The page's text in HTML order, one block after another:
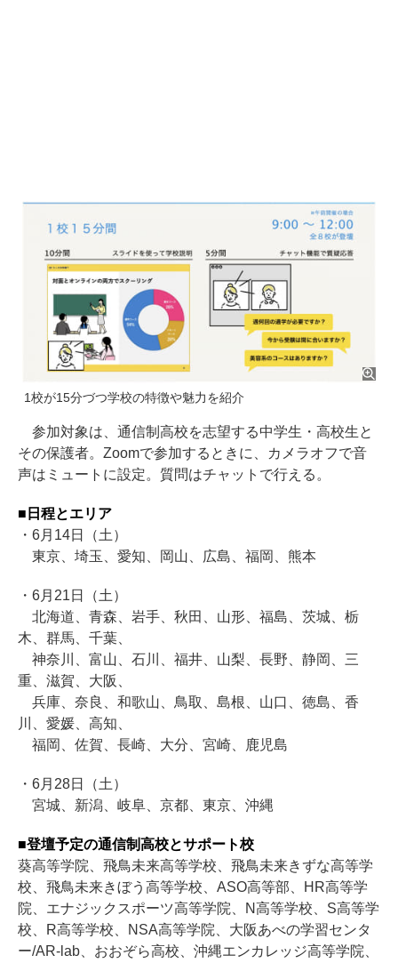
1校が15分づつ学校の特徴や魅力を紹介
参加対象は、通信制高校を志望する中学生・高校生と
その保護者。Zoomで参加するときに、カメラオフで音
声はミュートに設定。質問はチャットで行える。
■日程とエリア
・6月14日（土）
東京、埼玉、愛知、岡山、広島、福岡、熊本
・6月21日（土）
北海道、青森、岩手、秋田、山形、福島、茨城、栃
木、群馬、千葉、
神奈川、富山、石川、福井、山梨、長野、静岡、三
重、滋賀、大阪、
兵庫、奈良、和歌山、鳥取、島根、山口、徳島、香
川、愛媛、高知、
福岡、佐賀、長崎、大分、宮崎、鹿児島
・6月28日（土）
宮城、新潟、岐阜、京都、東京、沖縄
■登壇予定の通信制高校とサポート校
葵高等学院、飛鳥未来高等学校、飛鳥未来きずな高等学
校、飛鳥未来きぼう高等学校、ASO高等部、HR高等学
院、エナジックスポーツ高等学院、N高等学校、S高等学
校、R高等学校、NSA高等学院、大阪あべの学習センタ
ー/AR-lab、おおぞら高校、沖縄エンカレッジ高等学院、